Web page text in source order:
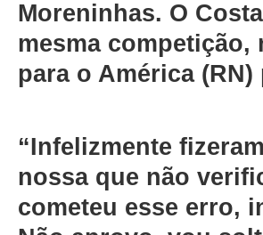
Moreninhas. O
mesma
para o América
“Infelizmente
nossa que não
cometeu esse erro,